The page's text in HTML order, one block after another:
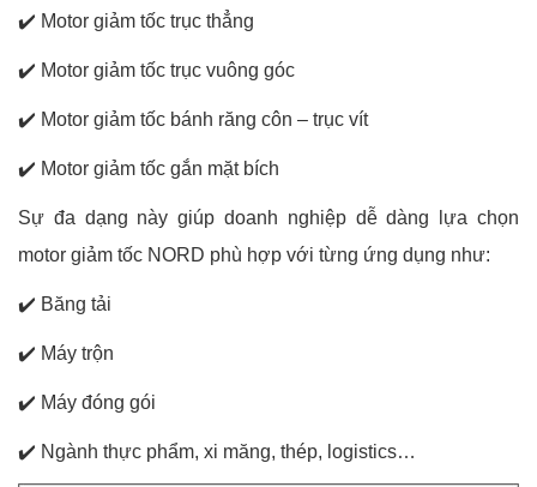
✔️ Motor giảm tốc trục thẳng
✔️ Motor giảm tốc trục vuông góc
✔️ Motor giảm tốc bánh răng côn – trục vít
✔️ Motor giảm tốc gắn mặt bích
Sự đa dạng này giúp doanh nghiệp dễ dàng lựa chọn
motor giảm tốc NORD phù hợp với từng ứng dụng như:
✔️ Băng tải
✔️ Máy trộn
✔️ Máy đóng gói
✔️ Ngành thực phẩm, xi măng, thép, logistics…